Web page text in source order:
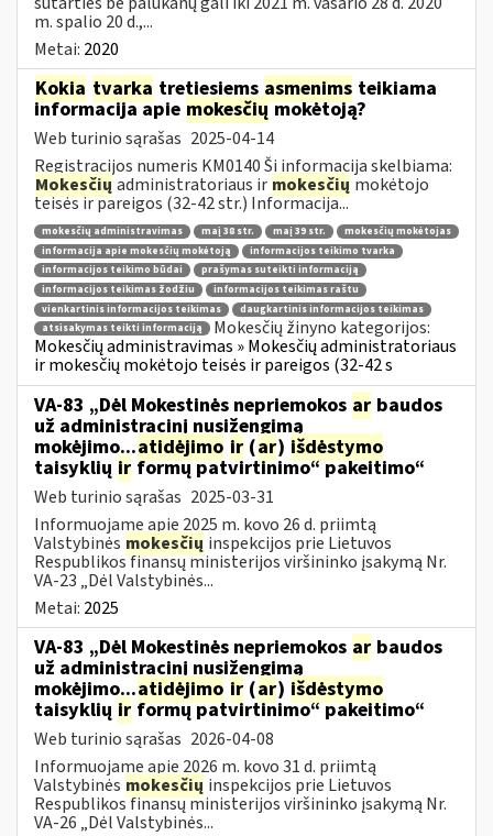
m. spalio 20 d.,...
Metai: 2020
Kokia tvarka tretiesiems asmenims teikiama
informacija apie mokesčiųmokėtoją?
Web turinio sąrašas 2025-04-14
Registracijos numeris KM0140 Ši informacija skelbiama:
Mokesčių administratoriaus ir mokesčių mokėtojo
teisės ir pareigos (32-42 str.) Informacija...
mokesčių administravimas maį 38 str. maį 39 str.
mokesčių mokėtojas
informacija apie mokesčių mokėtoją
informacijos teikimo tvarka
informacijos teikimo būdai
prašymas suteikti informaciją
informacijos teikimas žodžiu
informacijos teikimas raštu
vienkartinis informacijos teikimas
daugkartinis informacijos teikimas
atsisakymas teikti informaciją
Mokesčių žinyno kategorijos:
Mokesčių administravimas » Mokesčių administratoriaus
ir mokesčių mokėtojo teisės ir pareigos (32-42 s
VA-83 „Dėl Mokestinės nepriemokos ar baudos
už administracinį nusižengimą
mokėjimo...atidėjimo ir (ar) išdėstymo
taisyklių ir formų patvirtinimo“ pakeitimo“
Web turinio sąrašas 2025-03-31
Informuojame apie 2025 m. kovo 26 d. priimtą
Valstybinės mokesčių inspekcijos prie Lietuvos
Respublikos finansų ministerijos viršininko įsakymą Nr.
VA-23 „Dėl Valstybinės...
Metai: 2025
VA-83 „Dėl Mokestinės nepriemokos ar baudos
už administracinį nusižengimą
mokėjimo...atidėjimo ir (ar) išdėstymo
taisyklių ir formų patvirtinimo“ pakeitimo“
Web turinio sąrašas 2026-04-08
Informuojame apie 2026 m. kovo 31 d. priimtą
Valstybinės mokesčių inspekcijos prie Lietuvos
Respublikos finansų ministerijos viršininko įsakymą Nr.
VA-26 „Dėl Valstybinės...